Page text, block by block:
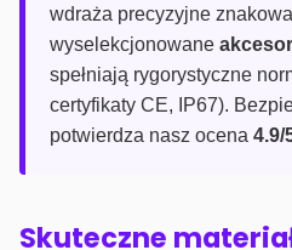
wdraża precyzyjne
wyselekcjonowane
spełniają rygorystyczne
certyfikaty CE, IP67).
potwierdza nasz ocena 4.9/
Skuteczne